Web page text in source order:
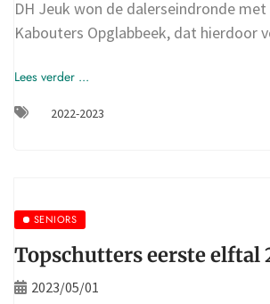
DH Jeuk won de dalerseindronde met
Kabouters Opglabbeek, dat hierdoor
Lees verder ...
2022-2023
SENIORS
Topschutters eerste elftal
2023/05/01